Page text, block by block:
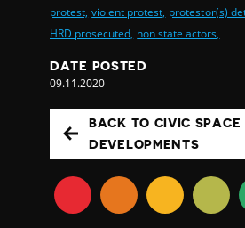
protest, violent protest, protestor(s)
HRD prosecuted, non state actors,
DATE POSTED
09.11.2020
BACK TO CIVIC SPACE
DEVELOPMENTS